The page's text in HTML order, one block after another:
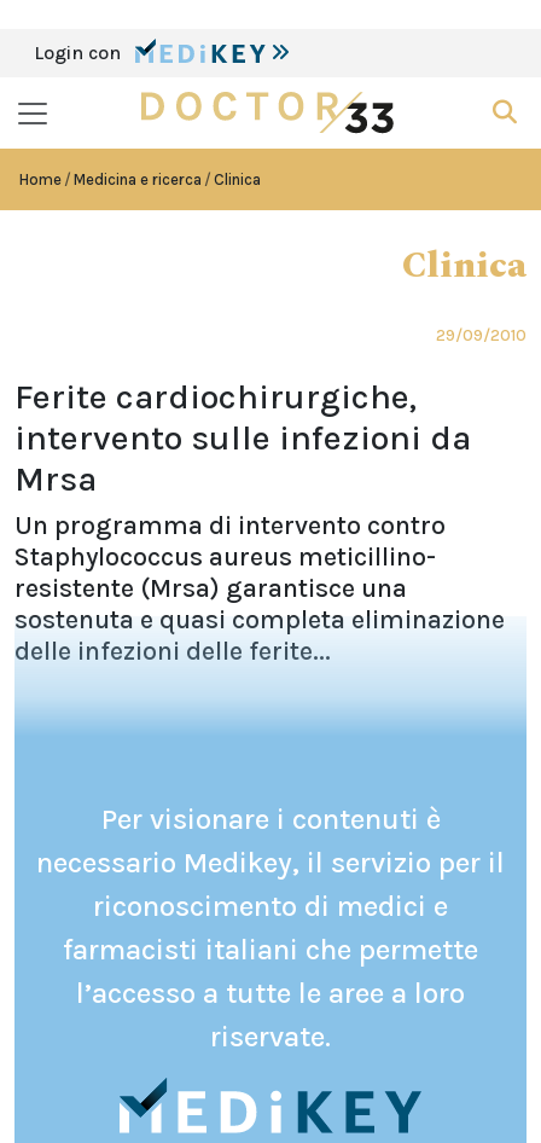
Login con
Home Medicina e ricerca Clinica
Clinica
29/09/2010
Ferite cardiochirurgiche,
intervento sulle infezioni da
Mrsa
Un programma di intervento contro
Staphylococcus aureus meticillino-
resistente (Mrsa) garantisce una
sostenuta e quasi completa eliminazione
delle infezioni delle ferite...
Per visionare i contenuti è
necessario Medikey, il servizio per il
riconoscimento di medici e
farmacisti italiani che permette
l’accesso a tutte le aree a loro
riservate.